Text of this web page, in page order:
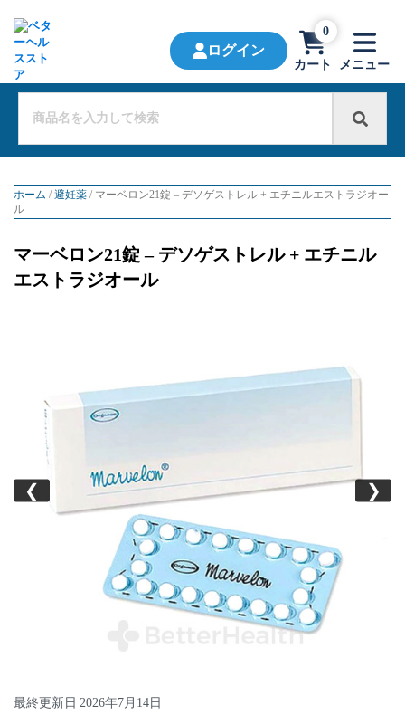
ログイン
カート
0
メニュー
ホーム /避妊薬 / マーベロン21錠 – デソゲストレル + エチニルエストラジオー
ル
マーベロン21錠 – デソゲストレル + エチニル
エストラジオール
❮ ❯
最終更新日 2026年7月14日